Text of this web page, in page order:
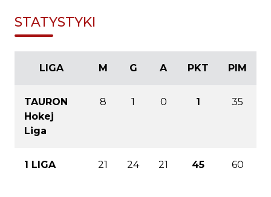
STATYSTYKI
LIGA M G A PKT PIM
TAURON
Hokej
Liga
8 1 0 1 35
1 LIGA 21 24 21 45 60